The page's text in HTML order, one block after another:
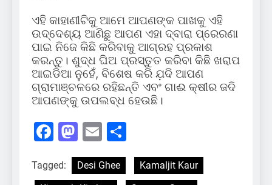
ଏହି କାହାଣୀଟିକୁ ଆମେ ଆପଣଙ୍କ ପାଖକୁ ଏହି
ଉଦ୍ଦେଶ୍ୟ ଆଣିଛୁ ଆପଣ ଏହା ଦ୍ବାରା ପ୍ରେରଣା
ପାଇ ନିଜେ କିଛି କରିବାକୁ ଆଗ୍ରହ ପ୍ରକାଶ
କରନ୍ତୁ। ଶୁଦ୍ଧ ଘିଅ ପ୍ରସ୍ତୁତ କରିବା କିଛି ଖରାପ
ଆଇଡିଆ ନୁହେଁ, ବିଶେଷ କରି ଯ଼ଦି ଆପଣ
ଗ୍ରାମାଞ୍ଚଳରେ ରହିଛନ୍ତି ଏବଂ ଗାଈ କ୍ଷୀର ଜଦି
ଆପଣଙ୍କୁ ଉପଲବ୍ଧ ହେଉଛି।
Facebook
Mastodon
Email
Tagged: Desi Ghee
Kamaljit Kaur